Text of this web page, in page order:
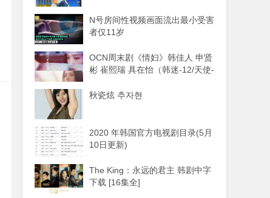
N号房间性视频画面流出最小受害
者仅11岁
OCN周末剧《情妇》韩佳人 申贤
彬 崔熙瑞 具在怡（韩迷-12/天使-
秋瓷炫 추자현
2020 年韩国官方电视剧目录(5月
10日更新)
The King：永远的君主 韩剧中字
下载 [16集全]